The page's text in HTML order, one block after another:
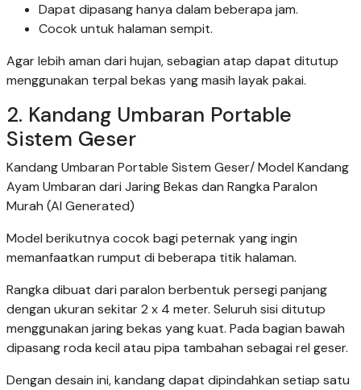
Dapat dipasang hanya dalam beberapa jam.
Cocok untuk halaman sempit.
Agar lebih aman dari hujan, sebagian atap dapat ditutup
menggunakan terpal bekas yang masih layak pakai.
2. Kandang Umbaran Portable
Sistem Geser
Kandang Umbaran Portable Sistem Geser/ Model Kandang
Ayam Umbaran dari Jaring Bekas dan Rangka Paralon
Murah (AI Generated)
Model berikutnya cocok bagi peternak yang ingin
memanfaatkan rumput di beberapa titik halaman.
Rangka dibuat dari paralon berbentuk persegi panjang
dengan ukuran sekitar 2 x 4 meter. Seluruh sisi ditutup
menggunakan jaring bekas yang kuat. Pada bagian bawah
dipasang roda kecil atau pipa tambahan sebagai rel geser.
Dengan desain ini, kandang dapat dipindahkan setiap satu